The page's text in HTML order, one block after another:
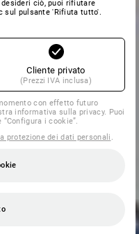
ciò, puoi rifiutare
sul pulsante 'Rifiuta tutto'.
Cliente privato
(Prezzi IVA inclusa)
con effetto futuro
informativa sulla privacy. Puoi
i cookie”.
protezione dei dati personali